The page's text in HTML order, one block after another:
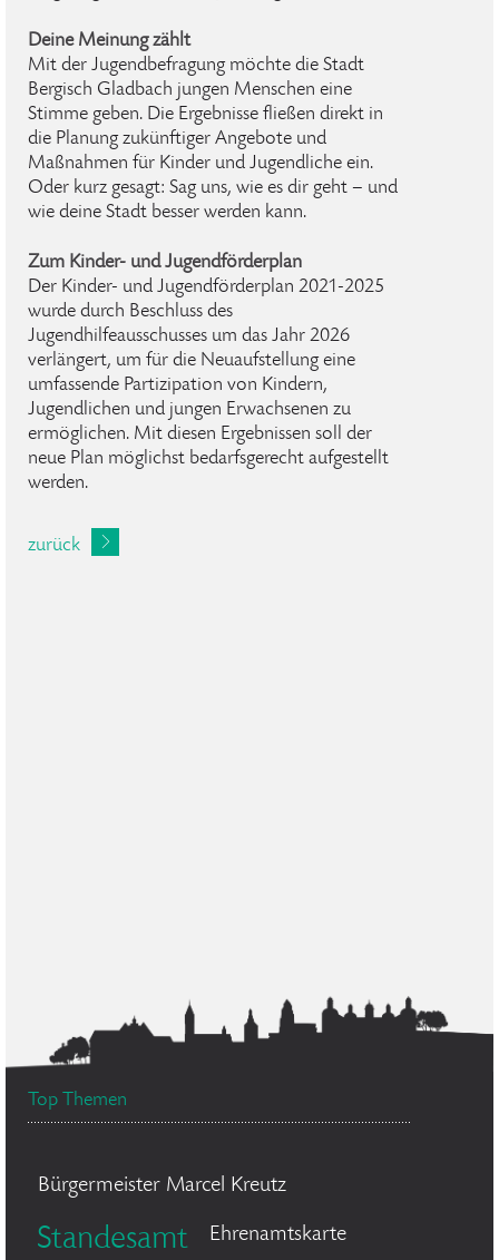
Deine Meinung zählt
Mit der Jugendbefragung möchte die Stadt
Bergisch Gladbach jungen Menschen eine
Stimme geben. Die Ergebnisse fließen direkt in
die Planung zukünftiger Angebote und
Maßnahmen für Kinder und Jugendliche ein.
Oder kurz gesagt: Sag uns, wie es dir geht – und
wie deine Stadt besser werden kann.
Zum Kinder- und Jugendförderplan
Der Kinder- und Jugendförderplan 2021-2025
wurde durch Beschluss des
Jugendhilfeausschusses um das Jahr 2026
verlängert, um für die Neuaufstellung eine
umfassende Partizipation von Kindern,
Jugendlichen und jungen Erwachsenen zu
ermöglichen. Mit diesen Ergebnissen soll der
neue Plan möglichst bedarfsgerecht aufgestellt
werden.
zurück
Top Themen
Bürgermeister Marcel Kreutz
Standesamt Ehrenamtskarte